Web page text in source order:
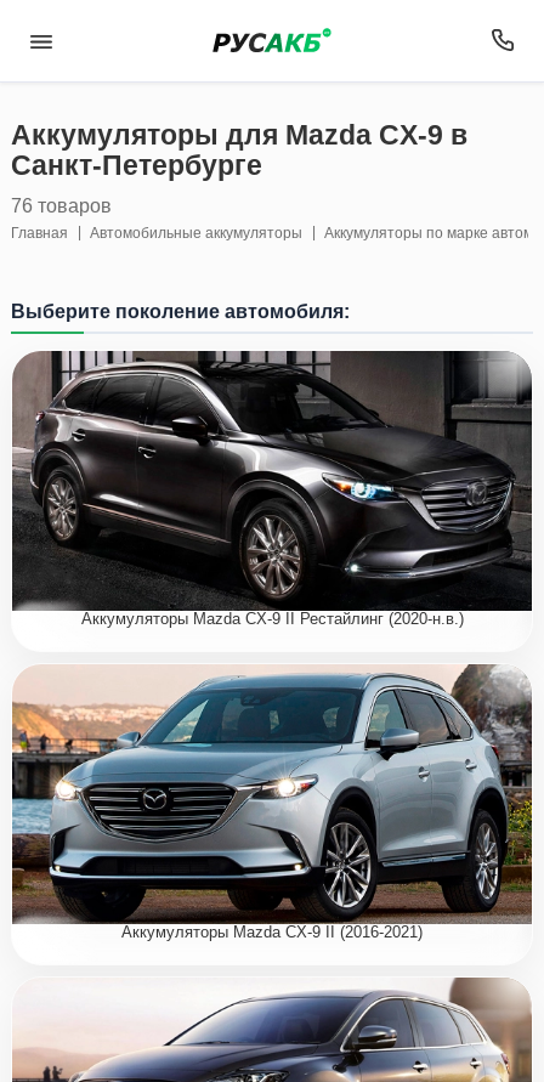
Аккумуляторы для Mazda CX-9 в
Санкт-Петербурге
76 товаров
Главная Автомобильные аккумуляторы Аккумуляторы по марке
Выберите поколение автомобиля:
Аккумуляторы Mazda CX-9 II Рестайлинг (2020-н.в.)
Аккумуляторы Mazda CX-9 II (2016-2021)